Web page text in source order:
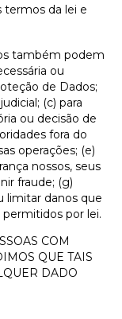
termos da lei e
também podem
ou
de Dados;
(c) para
ou decisão de
fora do
operações; (e)
nossos, seus
fraude; (g)
limitar danos que
por lei.
COM
QUE TAIS
DADO